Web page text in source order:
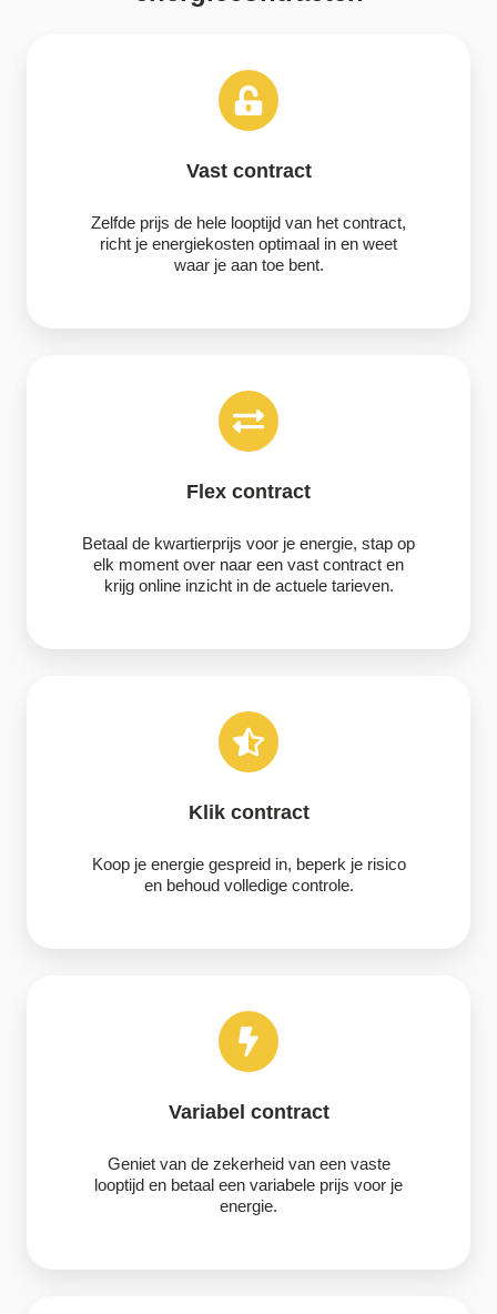
Vast contract
Zelfde prijs de hele looptijd van het contract,
richt je energiekosten optimaal in en weet
waar je aan toe bent.
contract
Flex contract
Betaal de kwartierprijs voor je energie, stap op
elk moment over naar een vast contract en
krijg online inzicht in de actuele tarieven.
contract
Klik contract
Koop je energie gespreid in, beperk je risico
en behoud volledige controle.
contract
Variabel contract
Geniet van de zekerheid van een vaste
looptijd en betaal een variabele prijs voor je
energie.
contract